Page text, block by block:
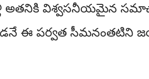
అతనికి విశ్వసనీయమైన
ఈ పర్వత సీమనంతటిని